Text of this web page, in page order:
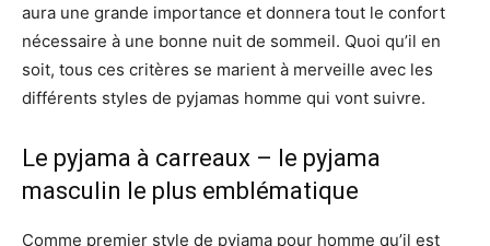
aura une grande importance et donnera tout le confort
nécessaire à une bonne nuit de sommeil. Quoi qu’il en
soit, tous ces critères se marient à merveille avec les
différents styles de pyjamas homme qui vont suivre.
Le pyjama à carreaux – le pyjama
masculin le plus emblématique
Comme premier style de pyjama pour homme qu’il est